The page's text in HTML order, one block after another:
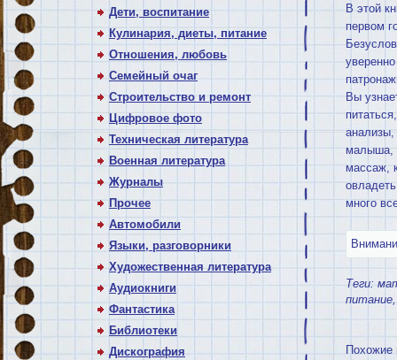
Дети, воспитание
Кулинария, диеты, питание
Отношения, любовь
Семейный очаг
Строительство и ремонт
Цифровое фото
Техническая литература
Военная литература
Журналы
Прочее
Автомобили
Языки, разговорники
Художественная литература
Аудиокниги
Фантастика
Библиотеки
Дискография
В этой
первом
Вы
анализы,
малыша,
массаж,
много
Теги:
питание
Похожие